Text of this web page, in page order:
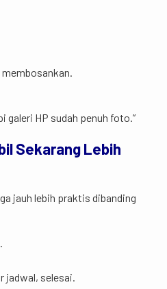
galeri HP sudah penuh foto.”
Sekarang Lebih
jauh lebih praktis dibanding
jadwal, selesai.